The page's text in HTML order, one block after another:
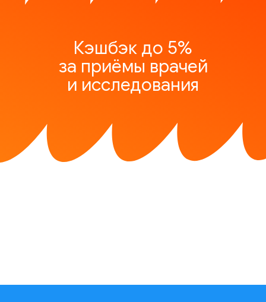
Кэшбэк до 5%
за приёмы врачей
и исследования